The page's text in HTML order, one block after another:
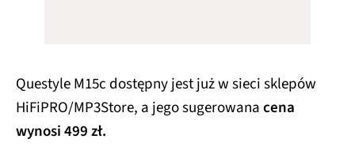
Questyle M15c dostępny jest już w sieci sklepów
HiFiPRO/MP3Store, a jego sugerowanacena
wynosi 499 zł.